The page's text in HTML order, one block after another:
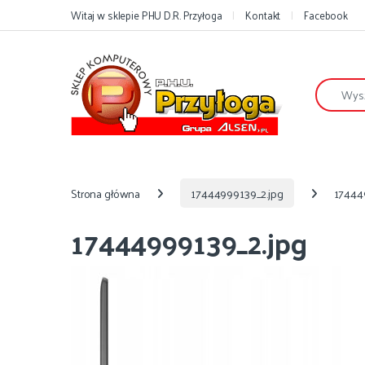
Przejdź do nawigacji
Przejdź do treściWitaj w sklepie PHU D.R. Przyłoga Kontakt Facebook
Szukaj:
Strona główna 17444999139_2.jpg
17444999139_2.jpg